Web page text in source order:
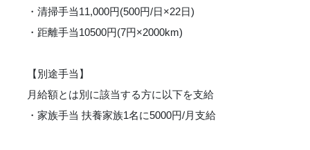
・清掃手当11,000円(500円/日×22日)
・距離手当10500円(7円×2000km)
【別途手当】
月給額とは別に該当する方に以下を支給
・家族手当 扶養家族1名に5000円/月支給